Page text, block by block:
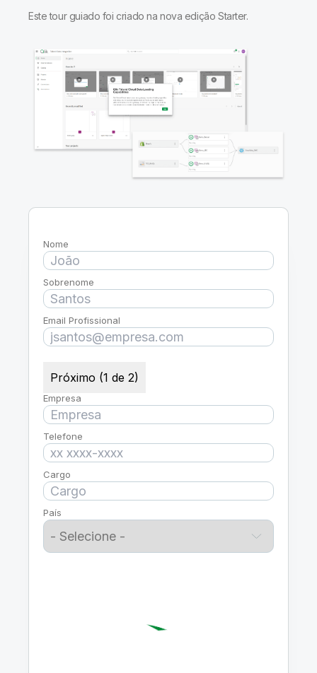
Este tour guiado foi criado na nova edição Starter.
Nome
Sobrenome
Email Profissional
Próximo (1 de 2)
Empresa
Telefone
Cargo
País